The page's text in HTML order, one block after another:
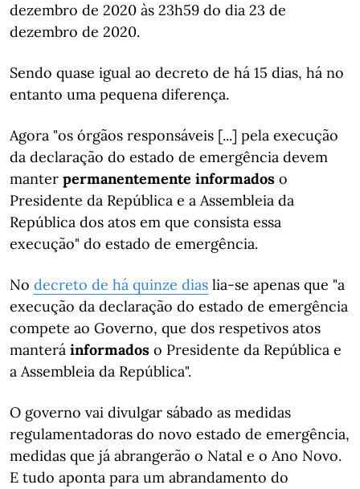
dezembro de 2020 às 23h59 do dia 23 de
dezembro de 2020.
Sendo quase igual ao decreto de há 15 dias, há no
entanto uma pequena diferença.
Agora "os órgãos responsáveis [...] pela execução
da declaração do estado de emergência devem
manter permanentemente informados o
Presidente da República e a Assembleia da
República dos atos em que consista essa
execução" do estado de emergência.
No decreto de há quinze dias lia-se apenas que "a
execução da declaração do estado de emergência
compete ao Governo, que dos respetivos atos
manterá informados o Presidente da República e
a Assembleia da República".
O governo vai divulgar sábado as medidas
regulamentadoras do novo estado de emergência,
medidas que já abrangerão o Natal e o Ano Novo.
E tudo aponta para um abrandamento do